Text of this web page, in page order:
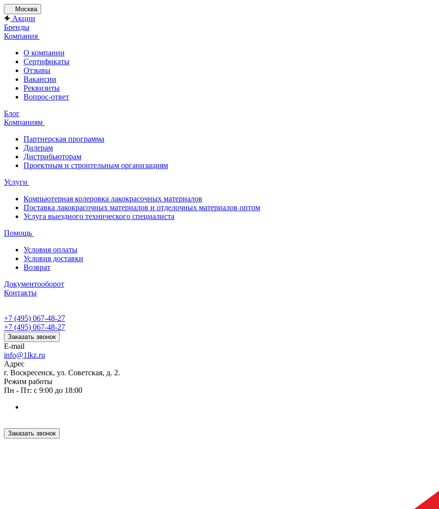
Москва
Акции
Бренды
Компания
О компании
Сертификаты
Отзывы
Вакансии
Реквизиты
Вопрос-ответ
Блог
Компаниям
Партнерская программа
Дилерам
Дистрибьюторам
Проектным и строительным организациям
Услуги
Компьютерная колеровка лакокрасочных материалов
Поставка лакокрасочных материалов и отделочных материалов оптом
Услуга выездного технического специалиста
Помощь
Условия оплаты
Условия доставки
Возврат
Документооборот
Контакты
+7 (495) 067-48-27
+7 (495) 067-48-27
Заказать звонок
E-mail
info@1lkz.ru
Адрес
г. Воскресенск, ул. Советская, д. 2.
Режим работы
Пн - Пт: с 9:00 до 18:00
Заказать звонок